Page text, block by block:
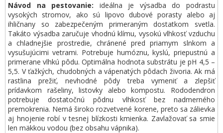
Návod na pestovanie: ideálna je výsadba do podrastu
vysokých stromov, ako sú lipovo dubové porasty alebo aj
ihličnany so zabezpečeným primeraným dostatkom svetla.
Takáto výsadba zaručuje vhodnú klímu, vysokú vlhkosť vzduchu
a chladnejšie prostredie, chránené pred priamym slnkom a
vysušujúcimi vetrami. Potrebuje humóznu, kyslú, priepustnú a
primerane vlhkú pôdu. Optimálna hodnota substrátu je pH 4,5 –
5,5. V ťažkých, chudobných a vápenatých pôdach živoria. Ak má
rastlina prežiť, nevhodné pôdy treba vymeniť a zlepšiť
prídavkom rašeliny, listovky alebo kompostu. Rododendron
potrebuje dostatočnú pôdnu vlhkosť bez nadmerného
premokrenia. Nemá široko rozvetvené korene, preto sa zálievka
aj hnojenie robí v tesnej blízkosti kmienka. Zavlažovať sa smie
len mäkkou vodou (bez obsahu vápnika).